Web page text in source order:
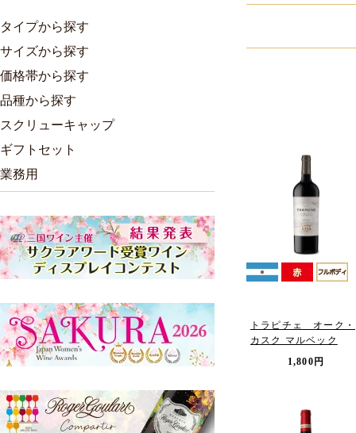
トラピチェ オーク・
カスク マルベック
1,800円
タイプから探す
サイズから探す
価格帯から探す
品種から探す
スクリューキャップ
ギフトセット
業務用